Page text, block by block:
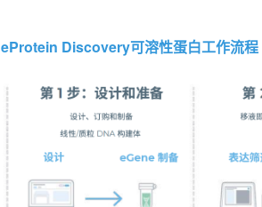
eProtein Discovery可溶性蛋白工作流程